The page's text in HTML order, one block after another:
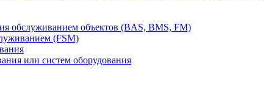
обслуживанием объектов (BAS, BMS, FM)
(FSM)
или систем оборудования